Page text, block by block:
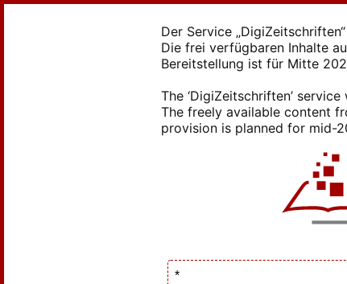
Der Service
Die frei verfügbaren Inhalte
Bereitstellung ist für Mitte
The ‘DigiZeitschriften’
The freely available content
provision is planned for mid-